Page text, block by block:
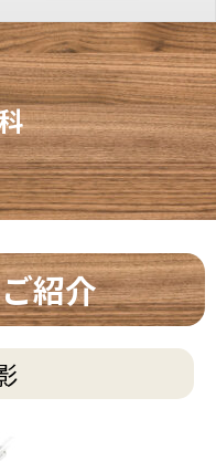
紹介